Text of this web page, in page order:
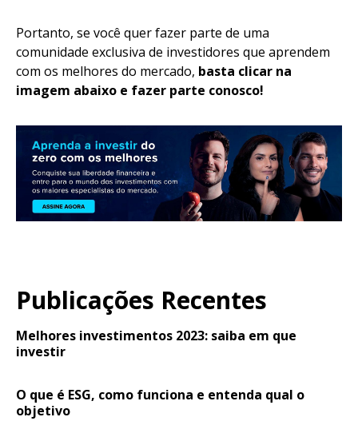
Portanto, se você quer fazer parte de uma
comunidade exclusiva de investidores que aprendem
com os melhores do mercado, basta clicar na
imagem abaixo e fazer parte conosco!
Publicações Recentes
Melhores investimentos 2023: saiba em que
investir
O que é ESG, como funciona e entenda qual o
objetivo